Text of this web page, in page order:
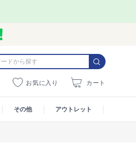
お気に入り カート
その他 アウトレット